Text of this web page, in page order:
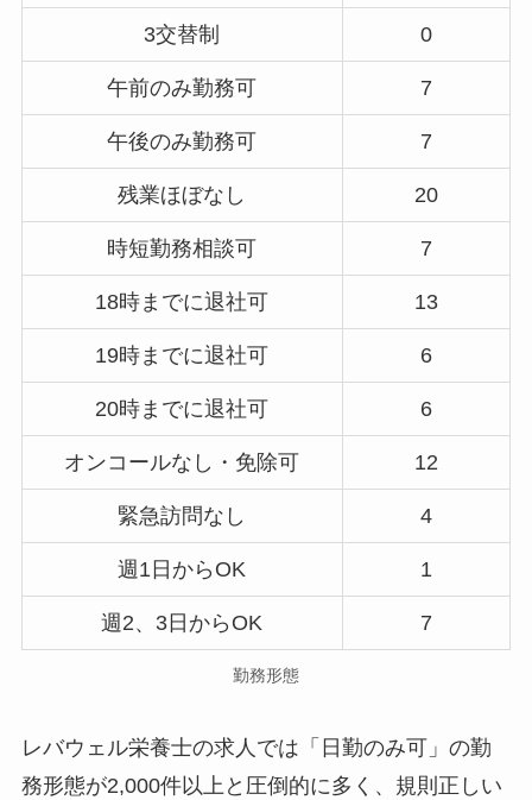
3交替制 0
午前のみ勤務可 7
午後のみ勤務可 7
残業ほぼなし 20
時短勤務相談可 7
18時までに退社可 13
19時までに退社可 6
20時までに退社可 6
オンコールなし・免除可 12
緊急訪問なし 4
週1日からOK 1
週2、3日からOK 7
勤務形態
レバウェル栄養士の求人では「日勤のみ可」の勤
務形態が2,000件以上と圧倒的に多く、規則正しい